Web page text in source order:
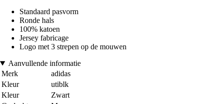
Standaard pasvorm
Ronde hals
100% katoen
Jersey fabricage
Logo met 3 strepen op de mouwen
Aanvullende informatie
Merk
adidas
Kleur
utiblk
Kleur
Zwart